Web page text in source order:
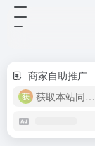
商家自助推广
获取本站同款主题